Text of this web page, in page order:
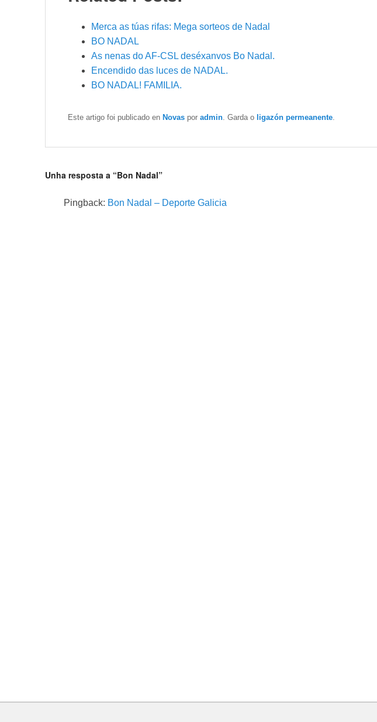
Merca as túas rifas: Mega sorteos de Nadal
BO NADAL
As nenas do AF-CSL deséxanvos Bo Nadal.
Encendido das luces de NADAL.
BO NADAL! FAMILIA.
Este artigo foi publicado en Novas por admin . Garda o ligazón permeanente
Unha resposta a “Bon Nadal”
Pingback: Bon Nadal – Deporte Galicia